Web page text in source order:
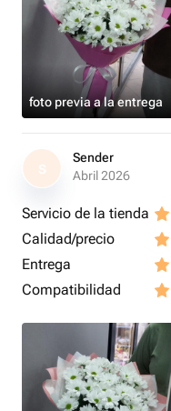
foto previa a la entrega
S
Sender
Abril 2026
Servicio de la tienda
Calidad/precio
Entrega
Compatibilidad